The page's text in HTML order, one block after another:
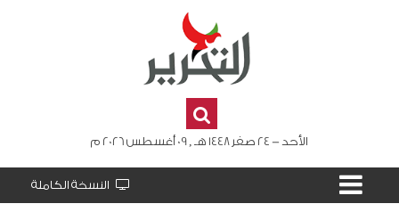
الأحد - 24 صفر 1448 هـ , 09 أغسطس 2026 م
النسخة الكاملة